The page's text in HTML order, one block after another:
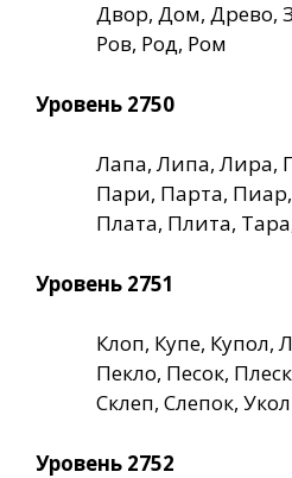
Двор, Дом, Древо,
Ров, Род, Ром
Уровень 2750
Лапа, Липа, Лира,
Пари, Парта,
Плата, Плита,
Уровень 2751
Клоп, Купе, Купол,
Пекло, Песок,
Склеп, Слепок, Укол
Уровень 2752